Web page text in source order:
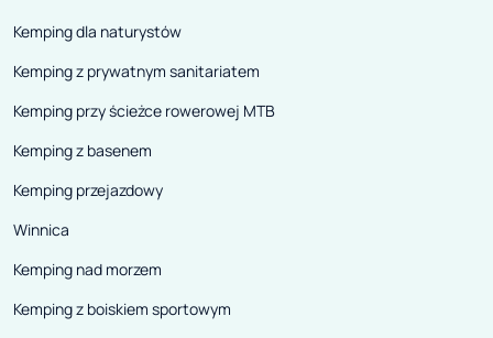
Kemping dla naturystów
Kemping z prywatnym sanitariatem
Kemping przy ścieżce rowerowej MTB
Kemping z basenem
Kemping przejazdowy
Winnica
Kemping nad morzem
Kemping z boiskiem sportowym